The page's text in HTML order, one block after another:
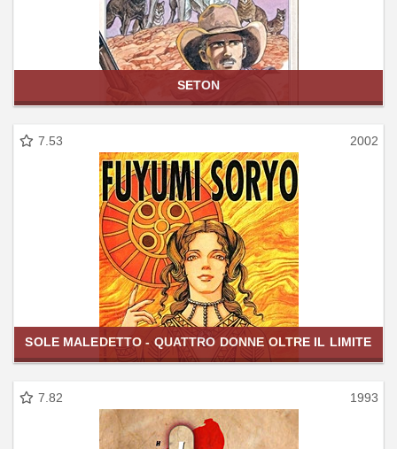
SETON
7.53 2002
SOLE MALEDETTO - QUATTRO DONNE OLTRE IL LIMITE
7.82 1993